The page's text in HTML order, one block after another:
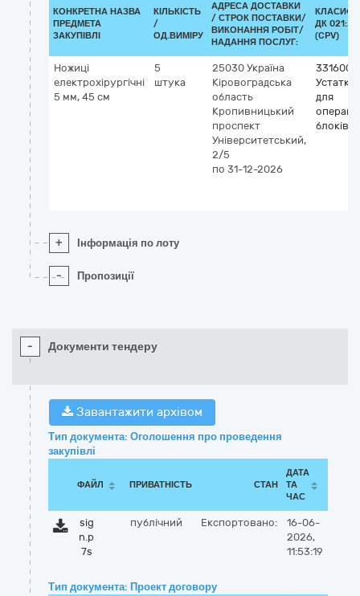
КОНКРЕТНА НАЗВА
ПРЕДМЕТА
ЗАКУПІВЛІ
КІЛЬКІСТЬ
/
ОД.ВИМІРУ
АДРЕСА ДОСТАВКИ
/ СТРОК ПОСТАВКИ/
ВИКОНАННЯ РОБІТ/
НАДАННЯ ПОСЛУГ:
ДК
(CPV)
Ножиці
електрохірургічні
5 мм, 45 см
5
штука
25030 Україна
Кіровоградська
область
Кропивницький
проспект
Університетський,
2/5
по 31-12-2026
для
блоків
+ Інформація по лоту
- Пропозиції
- Документи тендеру
Завантажити архівом
Тип документа: Оголошення про проведення
закупівлі
ФАЙЛ ПРИВАТНІСТЬ СТАН
ДАТА
ТА
ЧАС
sig
n.p
7s
публічний Експортовано:
16-06-
2026,
11:53:19
Тип документа: Проект договору